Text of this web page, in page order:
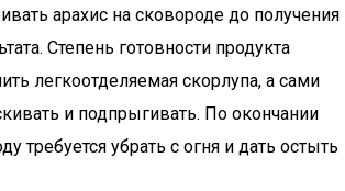
арахис на сковороде до получения
Степень готовности продукта
легкоотделяемая скорлупа, а сами
и подпрыгивать. По окончании
требуется убрать с огня и дать остыть